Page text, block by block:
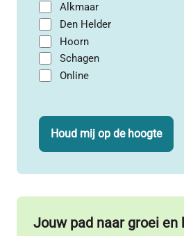
Alkmaar
Den Helder
Hoorn
Schagen
Online
Houd mij op de hoogte
Jouw pad naargroei en